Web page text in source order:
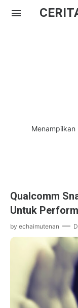
Qualcomm
Untuk
by echaimutenan